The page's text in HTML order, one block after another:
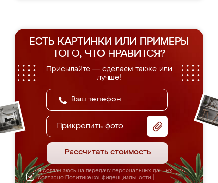
ЕСТЬ КАРТИНКИ ИЛИ ПРИМЕРЫ
ТОГО, ЧТО НРАВИТСЯ?
Присылайте — сделаем также или
лучше!
Прикрепить фото
Рассчитать стоимость
Я соглашаюсь на передачу персональных данных
согласно Политике конфиденциальности